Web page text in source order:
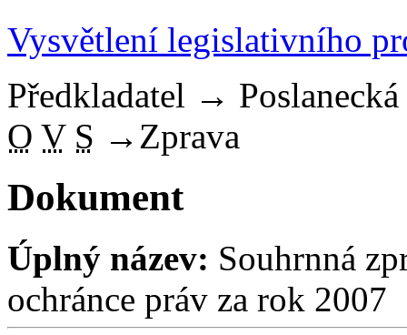
Vysvětlení legislativního
Předkladatel →
O V S → Zprava
Dokument
Úplný název: Souhrnná
ochránce práv za rok 2007